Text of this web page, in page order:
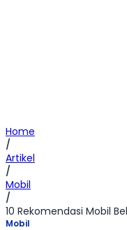
Home
/
Artikel
/
Mobil
/
Mobil